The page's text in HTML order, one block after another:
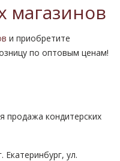
магазинов
и приобретите
по оптовым ценам!
продажа кондитерских
Екатеринбург, ул.